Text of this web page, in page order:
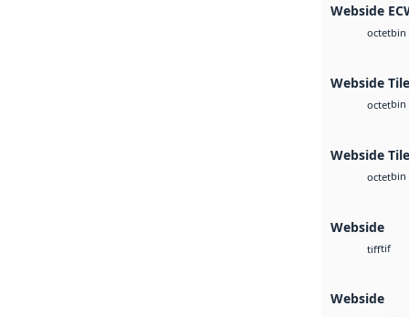
Webside
octetbin
Webside
octetbin
Webside
octetbin
Webside
tifftif
Webside